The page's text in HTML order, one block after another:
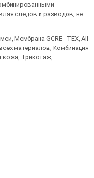
следов и разводов, не
Мембрана GORE - TEX, All
материалов, Комбинация
кожа, Трикотаж,